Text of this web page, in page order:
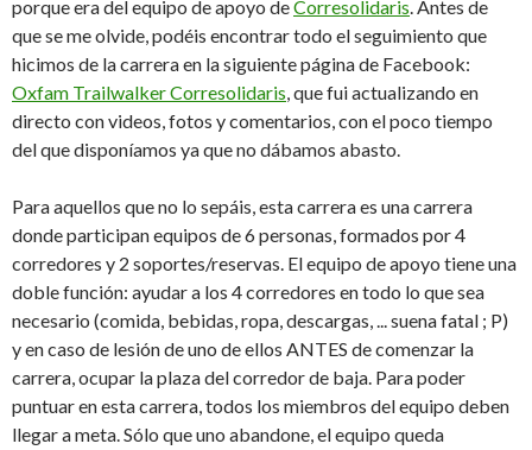
porque era del equipo de apoyo deCorresolidaris. Antes de
que se me olvide, podéis encontrar todo el seguimiento que
hicimos de la carrera en la siguiente página de Facebook:
Oxfam Trailwalker Corresolidaris, que fui actualizando en
directo con videos, fotos y comentarios, con el poco tiempo
del que disponíamos ya que no dábamos abasto.
Para aquellos que no lo sepáis, esta carrera es una carrera
donde participan equipos de 6 personas, formados por 4
corredores y 2 soportes/reservas. El equipo de apoyo tiene una
doble función: ayudar a los 4 corredores en todo lo que sea
necesario (comida, bebidas, ropa, descargas, ... suena fatal ; P)
y en caso de lesión de uno de ellos ANTES de comenzar la
carrera, ocupar la plaza del corredor de baja. Para poder
puntuar en esta carrera, todos los miembros del equipo deben
llegar a meta. Sólo que uno abandone, el equipo queda